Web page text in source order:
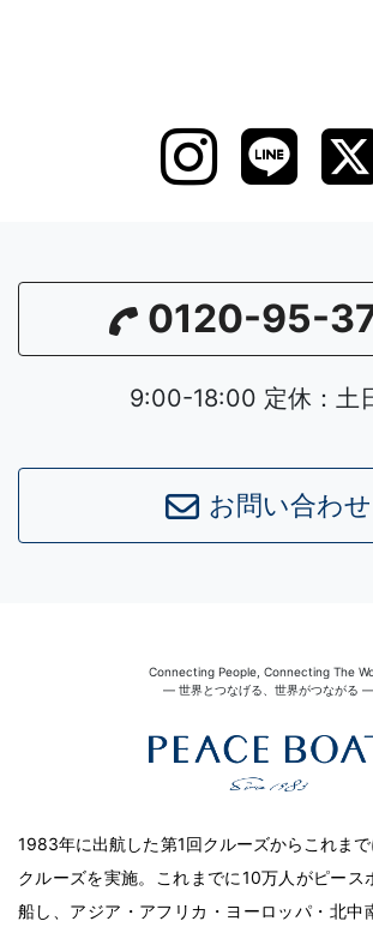
0120-95-
9:00-18:00 定休：土
お問い合わせ
Connecting People, Connecting The
― 世界とつなげる、世界がつながる ―
1983年に出航した第1回クルーズからこれま
クルーズを実施。これまでに10万人がピース
船し、アジア・アフリカ・ヨーロッパ・北中